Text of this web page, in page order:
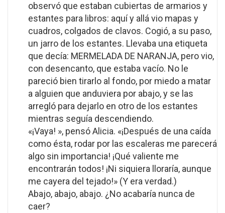
observó que estaban cubiertas de armarios y
estantes para libros: aquí y allá vio mapas y
cuadros, colgados de clavos. Cogió, a su paso,
un jarro de los estantes. Llevaba una etiqueta
que decía: MERMELADA DE NARANJA, pero vio,
con desencanto, que estaba vacío. No le
pareció bien tirarlo al fondo, por miedo a matar
a alguien que anduviera por abajo, y se las
arregló para dejarlo en otro de los estantes
mientras seguía descendiendo.
«¡Vaya! », pensó Alicia. «¡Después de una caída
como ésta, rodar por las escaleras me parecerá
algo sin importancia! ¡Qué valiente me
encontrarán todos! ¡Ni siquiera lloraría, aunque
me cayera del tejado!» (Y era verdad.)
Abajo, abajo, abajo. ¿No acabaría nunca de
caer?